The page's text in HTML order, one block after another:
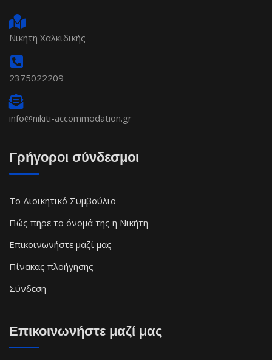
Νικήτη Χαλκιδικής
2375022209
info@nikiti-accommodation.gr
Γρήγοροι σύνδεσμοι
Το Διοικητικό Συμβούλιο
Πώς πήρε το όνομά της η Νικήτη
Επικοινωνήστε μαζί μας
Πίνακας πλοήγησης
Σύνδεση
Επικοινωνήστε μαζί μας